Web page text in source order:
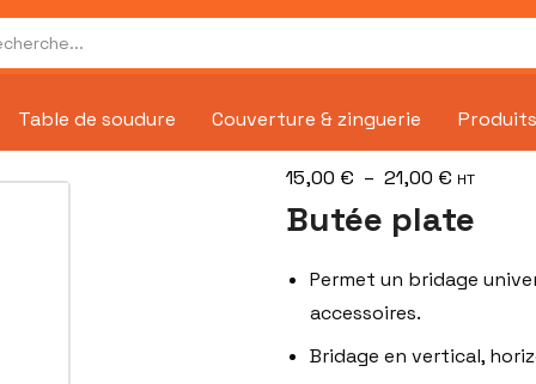
Table de soudure Couverture & zinguerie
15,00 € – 21,00 € HT
Butée plate
Permet un bridage
accessoires.
Bridage en vertical,